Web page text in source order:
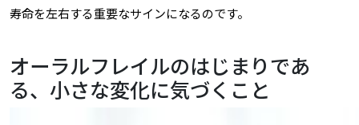
寿命を左右する重要なサインになるのです。
オーラルフレイルのはじまりであ
る、小さな変化に気づくこと